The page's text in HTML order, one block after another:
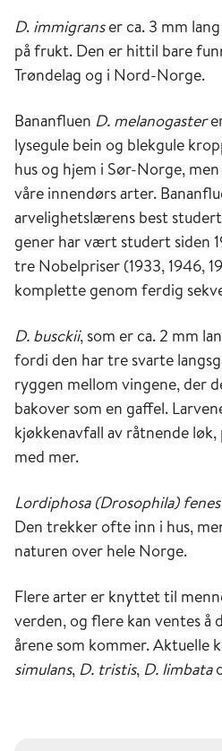
D. immigranser ca. 3 mm
på frukt. Den er hittil bare
Trøndelag og i Nord-Norge.
Bananfluen D. melanogaster
lysegule bein og blekgule
hus og hjem i Sør-Norge,
våre innendørs arter.
arvelighetslærens best
gener har vært studert siden
tre Nobelpriser (1933, 1946,
komplette genom ferdig
D. busckii, som er ca. 2 mm
fordi den har tre svarte
ryggen mellom vingene, der
bakover som en gaffel.
kjøkkenavfall av råtnende
med mer.
Lordiphosa (Drosophila)
Den trekker ofte inn i hus,
naturen over hele Norge.
Flere arter er knyttet til
verden, og flere kan ventes å
årene som kommer. Aktuelle
simulans, D. tristis, D. limbata